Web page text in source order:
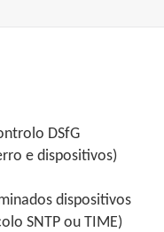
DSfG
e dispositivos)
dispositivos
SNTP ou TIME)